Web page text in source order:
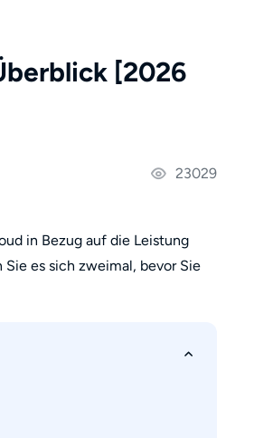
[2026
23029
in Bezug auf die Leistung
es sich zweimal, bevor Sie